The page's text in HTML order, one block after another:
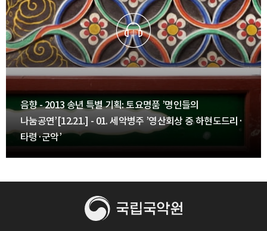
음향 - 2013 송년 특별 기획: 토요명품 ’명인들의
나눔공연’[12.21.] - 01. 세악병주 ’영산회상 중 하현도드리·
타령·군악’